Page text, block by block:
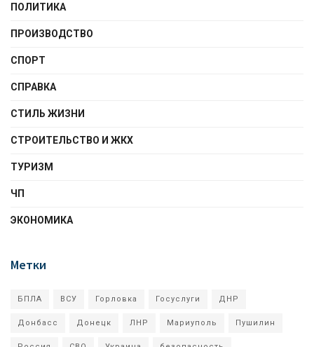
ПОЛИТИКА
ПРОИЗВОДСТВО
СПОРТ
СПРАВКА
СТИЛЬ ЖИЗНИ
СТРОИТЕЛЬСТВО И ЖКХ
ТУРИЗМ
ЧП
ЭКОНОМИКА
Метки
БПЛА ВСУ Горловка Госуслуги ДНР
Донбасс Донецк ЛНР Мариуполь Пушилин